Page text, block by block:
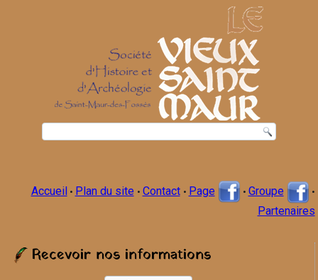
Accueil • Plan du site • Contact • Page • Groupe •
Partenaires
Recevoir nos informations